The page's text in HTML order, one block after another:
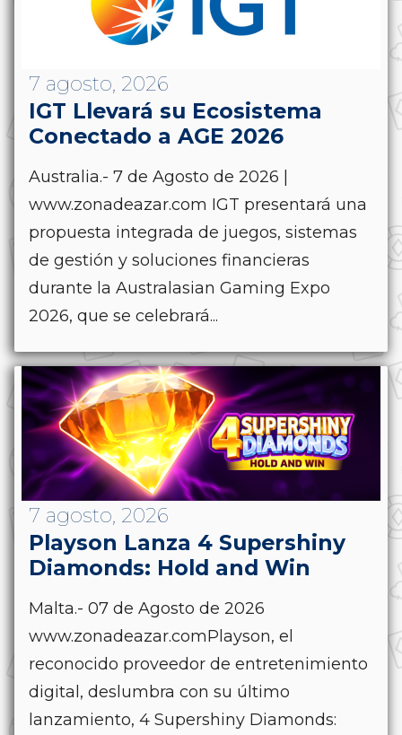
7 agosto, 2026
IGT Llevará su Ecosistema
Conectado a AGE 2026
Australia.- 7 de Agosto de 2026 |
www.zonadeazar.com IGT presentará una
propuesta integrada de juegos, sistemas
de gestión y soluciones financieras
durante la Australasian Gaming Expo
2026, que se celebrará...
7 agosto, 2026
Playson Lanza 4 Supershiny
Diamonds: Hold and Win
Malta.- 07 de Agosto de 2026
www.zonadeazar.comPlayson, el
reconocido proveedor de entretenimiento
digital, deslumbra con su último
lanzamiento, 4 Supershiny Diamonds: